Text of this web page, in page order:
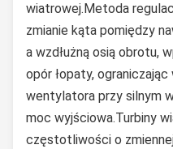
wiatrowej.Metoda
zmianie kąta pomiędzy
a wzdłużną osią obrotu,
opór łopaty,
wentylatora przy silnym
moc wyjściowa.Turbiny
częstotliwości o